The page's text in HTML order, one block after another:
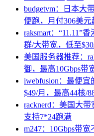
budgetvm：日本大
便跑，月付306美
raksmart：“11.11”
群/大带宽，低至
美国服务器推荐：
御，最高10Gbps带
iwebfusion：最便
$49/月，最高44核/
racknerd：美国大带
支持7*24跑满
m247：10Gbps带